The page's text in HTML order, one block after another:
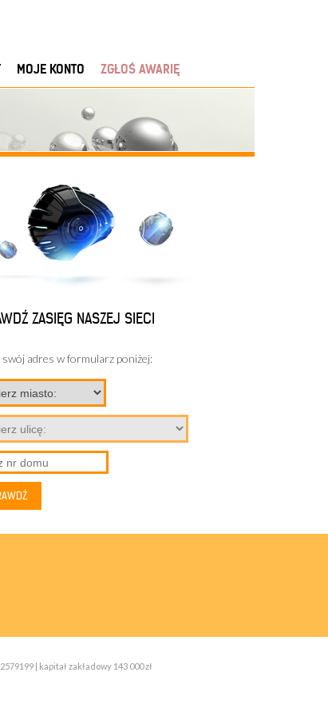
MOJE KONTO ZGŁOŚ AWARIĘ
ZASIĘG NASZEJ SIECI
adres w formularz poniżej:
| kapitał zakładowy 143 000 zł